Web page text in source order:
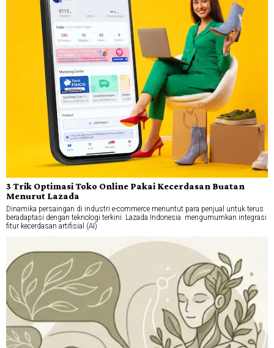
3 Trik Optimasi Toko Online Pakai Kecerdasan Buatan
Menurut Lazada
Dinamika persaingan di industri e-commerce menuntut para penjual untuk terus
beradaptasi dengan teknologi terkini. Lazada Indonesia mengumumkan integrasi
fitur kecerdasan artifisial (AI)